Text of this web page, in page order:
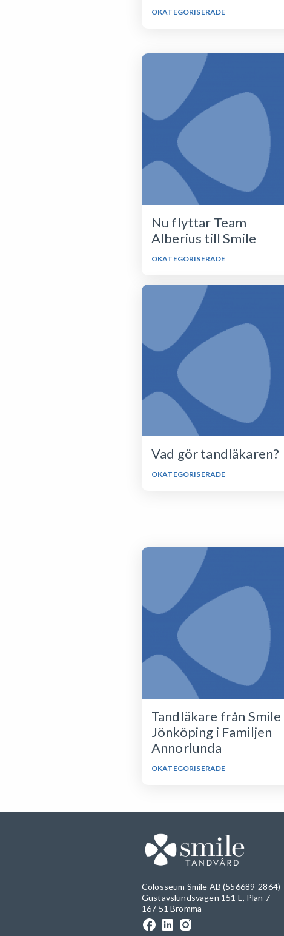
OKATEGORISERADE
Nu flyttar Team
Alberius till Smile
OKATEGORISERADE
Vad gör tandläkaren?
OKATEGORISERADE
Tandläkare från Smile
Jönköping i Familjen
Annorlunda
OKATEGORISERADE
Colosseum Smile AB (556689-2864)
Gustavslundsvägen 151 E, Plan 7
167 51 Bromma